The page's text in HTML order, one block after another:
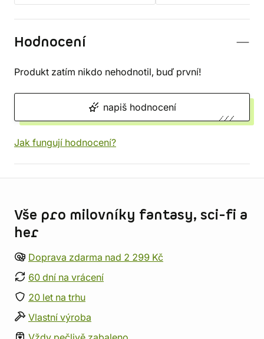
Hodnocení
Produkt zatím nikdo nehodnotil, buď první!
napiš hodnocení
Jak fungují hodnocení?
Vše pro milovníky fantasy, sci-fi a
her
Doprava zdarma nad 2 299 Kč
60 dní na vrácení
20 let na trhu
Vlastní výroba